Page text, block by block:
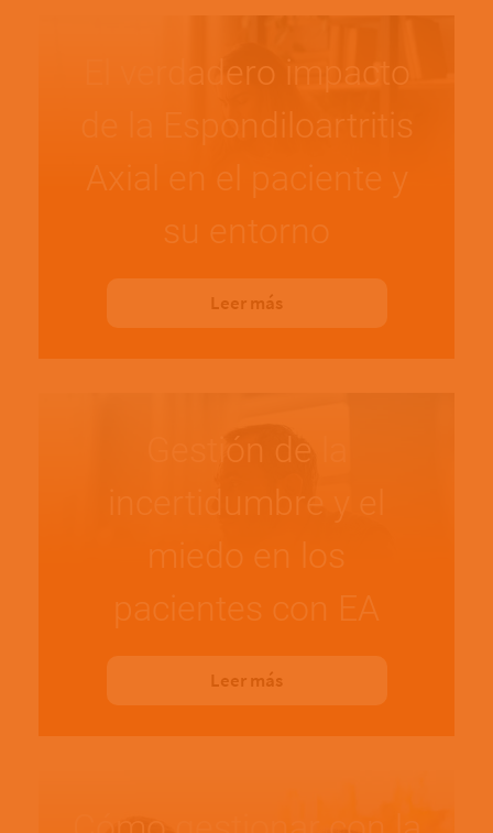
El verdadero impacto
de la Espondiloartritis
Axial en el paciente y
su entorno
Leer más
incertidumbre y el
miedo en los
pacientes con EA
Leer más